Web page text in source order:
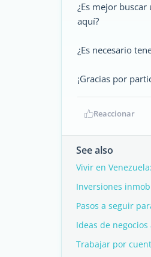
¿Es mejor
aquí?
¿Es necesario
¡Gracias por
Reaccionar
See also
Vivir en
Inversiones
Pasos a seguir
Ideas de
Trabajar por